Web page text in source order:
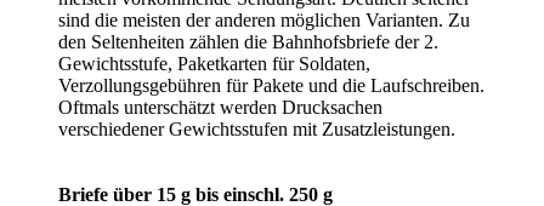
sind die meisten der anderen möglichen Varianten. Zu
den Seltenheiten zählen die Bahnhofsbriefe der 2.
Gewichtsstufe, Paketkarten für Soldaten,
Verzollungsgebühren für Pakete und die Laufschreiben.
Oftmals unterschätzt werden Drucksachen
verschiedener Gewichtsstufen mit Zusatzleistungen.
Briefe über 15 g bis einschl. 250 g